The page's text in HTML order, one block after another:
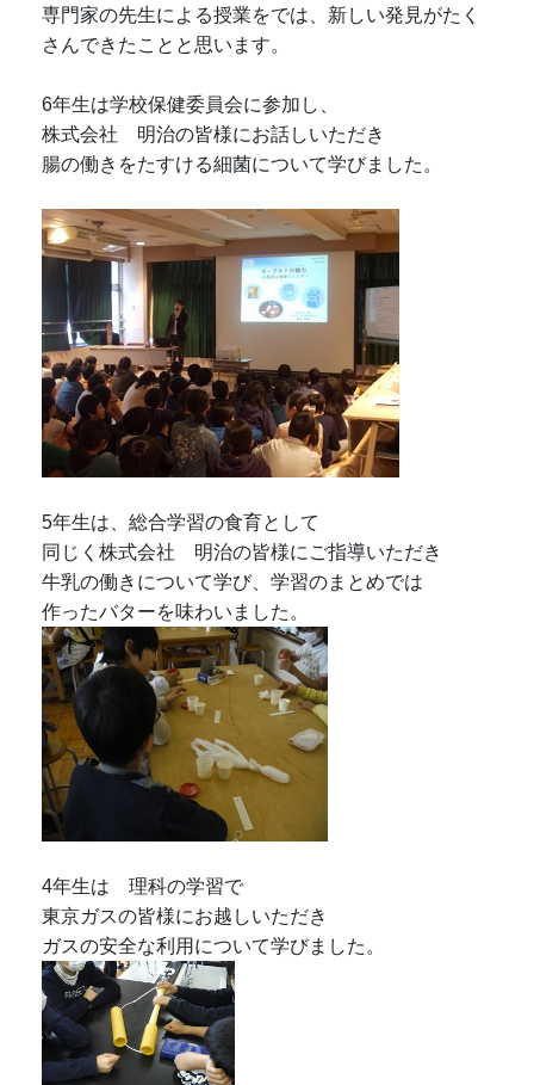
専門家の先生による授業をでは、新しい発見がたく
さんできたことと 思います。
6年生は学校保健委員会に参加し、
株式会社 明治の皆様にお話しいただき
腸の働きをたすける細菌について学びました。
5年生は、総合学習の食育として
同じく株式会社 明治の皆様にご指導いただき
牛乳の働きについて学び、学習のまとめでは
作ったバターを味わいました。
4年生は 理科の学習で
東京ガスの皆様にお越しいただき
ガスの安全な利用について学びました。